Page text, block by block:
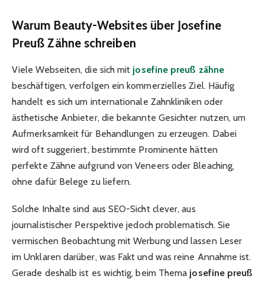
Warum Beauty-Websites über Josefine
Preuß Zähne schreiben
Viele Webseiten, die sich mit josefine preuß zähne
beschäftigen, verfolgen ein kommerzielles Ziel. Häufig
handelt es sich um internationale Zahnkliniken oder
ästhetische Anbieter, die bekannte Gesichter nutzen, um
Aufmerksamkeit für Behandlungen zu erzeugen. Dabei
wird oft suggeriert, bestimmte Prominente hätten
perfekte Zähne aufgrund von Veneers oder Bleaching,
ohne dafür Belege zu liefern.
Solche Inhalte sind aus SEO-Sicht clever, aus
journalistischer Perspektive jedoch problematisch. Sie
vermischen Beobachtung mit Werbung und lassen Leser
im Unklaren darüber, was Fakt und was reine Annahme ist.
Gerade deshalb ist es wichtig, beim Thema josefine preuß